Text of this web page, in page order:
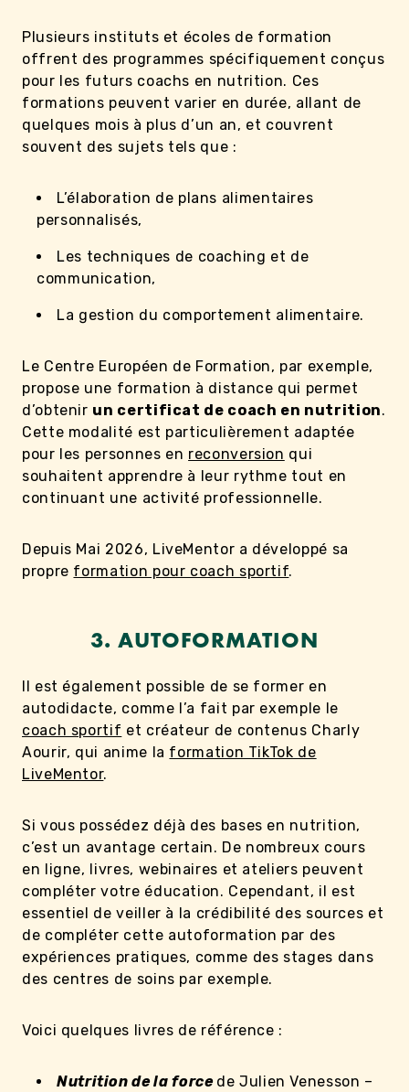
Plusieurs instituts et écoles de formation
offrent des programmes spécifiquement conçus
pour les futurs coachs en nutrition. Ces
formations peuvent varier en durée, allant de
quelques mois à plus d’un an, et couvrent
souvent des sujets tels que :
L’élaboration de plans alimentaires
personnalisés,
Les techniques de coaching et de
communication,
La gestion du comportement alimentaire.
Le Centre Européen de Formation, par exemple,
propose une formation à distance qui permet
d’obtenir un certificat de coach en nutrition.
Cette modalité est particulièrement adaptée
pour les personnes en reconversion qui
souhaitent apprendre à leur rythme tout en
continuant une activité professionnelle.
Depuis Mai 2026, LiveMentor a développé sa
propre formation pour coach sportif.
3. AUTOFORMATION
Il est également possible de se former en
autodidacte, comme l’a fait par exemple le
coach sportif et créateur de contenus Charly
Aourir, qui anime la formation TikTok de
LiveMentor.
Si vous possédez déjà des bases en nutrition,
c’est un avantage certain. De nombreux cours
en ligne, livres, webinaires et ateliers peuvent
compléter votre éducation. Cependant, il est
essentiel de veiller à la crédibilité des sources et
de compléter cette autoformation par des
expériences pratiques, comme des stages dans
des centres de soins par exemple.
Voici quelques livres de référence :
Nutrition de la force de Julien Venesson –